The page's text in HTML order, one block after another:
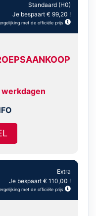
Standaard (H0)
Je bespaart € 99,20 !
met de officiële prijs
werkdagen
Extra
Je bespaart € 110,00 !
met de officiële prijs